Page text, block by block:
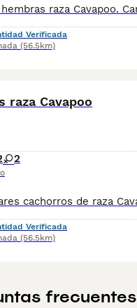
Verificada
(56.5km)
raza Cavapoo
2
Verificada
(56.5km)
frecuentes